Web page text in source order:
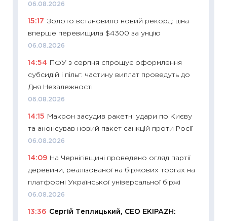
06.08.2026
15:17 Золото встановило новий рекорд: ціна
вперше перевищила $4300 за унцію
06.08.2026
14:54
ПФУ з серпня спрощує оформлення
субсидій і пільг: частину виплат проведуть до
Дня Незалежності
06.08.2026
14:15 Макрон засудив ракетні удари по Києву
та анонсував новий пакет санкцій проти Росії
06.08.2026
14:09 На Чернігівщині проведено огляд партії
деревини, реалізованої на біржових торгах на
платформі Української універсальної біржі
06.08.2026
13:36 Сергій Теплицький, СЕО EKIPAZH: